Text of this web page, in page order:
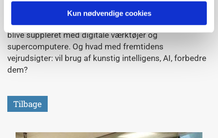
Kun nødvendige cookies
vejrudsigter. Historisk set har meteorologens arbejde
nemlig udviklet sig fra at være et håndværk til nu at
blive suppleret med digitale værktøjer og
supercomputere. Og hvad med fremtidens
vejrudsigter: vil brug af kunstig intelligens, AI, forbedre
dem?
Tilbage